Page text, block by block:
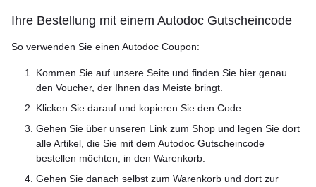
Ihre Bestellung mit einem Autodoc Gutscheincode
So verwenden Sie einen Autodoc Coupon:
Kommen Sie auf unsere Seite und finden Sie hier genau
den Voucher, der Ihnen das Meiste bringt.
Klicken Sie darauf und kopieren Sie den Code.
Gehen Sie über unseren Link zum Shop und legen Sie dort
alle Artikel, die Sie mit dem Autodoc Gutscheincode
bestellen möchten, in den Warenkorb.
Gehen Sie danach selbst zum Warenkorb und dort zur